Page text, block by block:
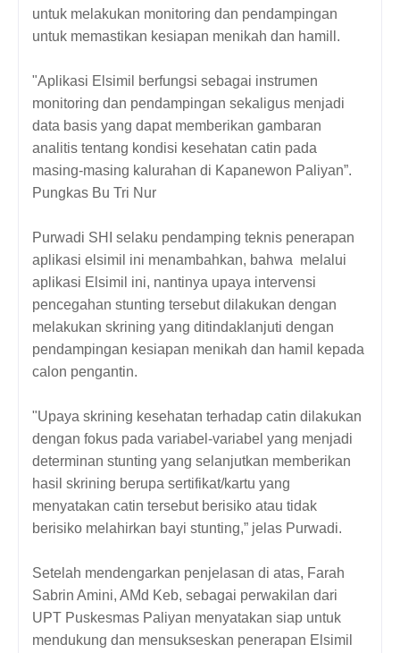
untuk melakukan monitoring dan pendampingan
untuk memastikan kesiapan menikah dan hamill.
"Aplikasi Elsimil berfungsi sebagai instrumen
monitoring dan pendampingan sekaligus menjadi
data basis yang dapat memberikan gambaran
analitis tentang kondisi kesehatan catin pada
masing-masing kalurahan di Kapanewon Paliyan”.
Pungkas Bu Tri Nur
Purwadi SHI selaku pendamping teknis penerapan
aplikasi elsimil ini menambahkan, bahwa melalui
aplikasi Elsimil ini, nantinya upaya intervensi
pencegahan stunting tersebut dilakukan dengan
melakukan skrining yang ditindaklanjuti dengan
pendampingan kesiapan menikah dan hamil kepada
calon pengantin.
"Upaya skrining kesehatan terhadap catin dilakukan
dengan fokus pada variabel-variabel yang menjadi
determinan stunting yang selanjutkan memberikan
hasil skrining berupa sertifikat/kartu yang
menyatakan catin tersebut berisiko atau tidak
berisiko melahirkan bayi stunting,” jelas Purwadi.
Setelah mendengarkan penjelasan di atas, Farah
Sabrin Amini, AMd Keb, sebagai perwakilan dari
UPT Puskesmas Paliyan menyatakan siap untuk
mendukung dan mensukseskan penerapan Elsimil